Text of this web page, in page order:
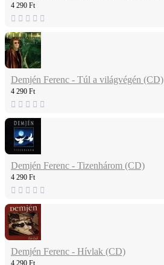
4 290 Ft
Demjén Ferenc - Túl a világvégén (CD)
4 290 Ft
Demjén Ferenc - Tizenhárom (CD)
4 290 Ft
Demjén Ferenc - Hívlak (CD)
4 290 Ft